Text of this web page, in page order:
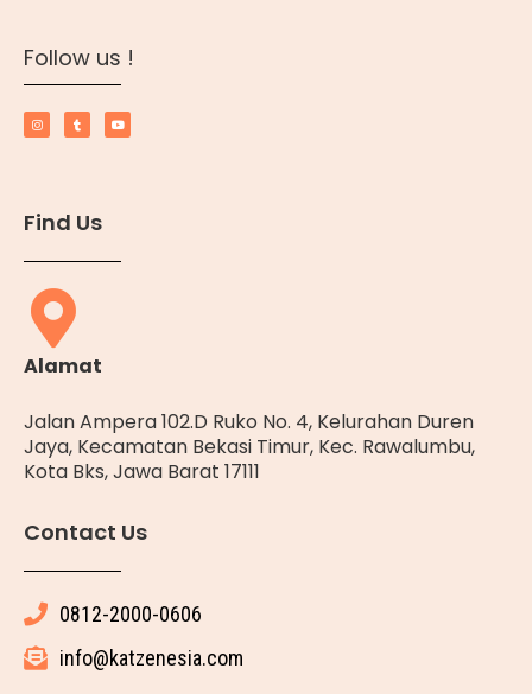
Follow us !
Find Us
Alamat
Jalan Ampera 102.D Ruko No. 4, Kelurahan Duren
Jaya, Kecamatan Bekasi Timur, Kec. Rawalumbu,
Kota Bks, Jawa Barat 17111
Contact Us
0812-2000-0606
info@katzenesia.com